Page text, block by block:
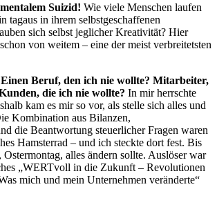
mentalem Suizid! Wie viele Menschen laufen
tagaus in ihrem selbstgeschaffenen
sich selbst jeglicher Kreativität? Hier
von weitem – eine der meist verbreitetsten
Einen Beruf, den ich nie wollte? Mitarbeiter,
die ich nie wollte? In mir herrschte
kam es mir so vor, als stelle sich alles und
Kombination aus Bilanzen,
die Beantwortung steuerlicher Fragen waren
Hamsterrad – und ich steckte dort fest. Bis
alles ändern sollte. Auslöser war
„WERTvoll in die Zukunft – Revolutionen
mich und mein Unternehmen veränderte“